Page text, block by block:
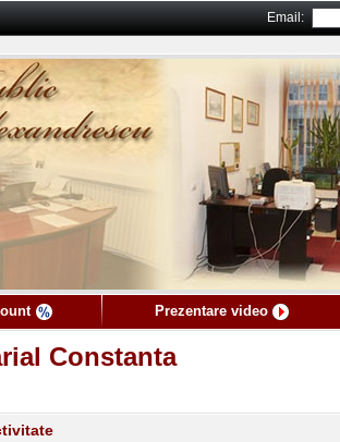
Prezentare video
Constanta
Email: